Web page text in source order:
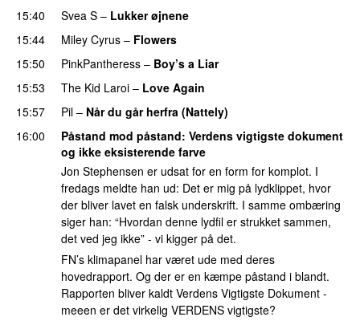
15:40 Svea S – Lukker øjnene
15:44
Miley Cyrus – Flowers
15:50
PinkPantheress – Boy’s a Liar
15:53
The Kid Laroi – Love Again
15:57
Pil – Når du går herfra (Nattely)
16:00
Påstand mod påstand: Verdens vigtigste dokument
og ikke eksisterende farve
Jon Stephensen er udsat for en form for komplot. I
fredags meldte han ud: Det er mig på lydklippet, hvor
der bliver lavet en falsk underskrift. I samme ombæring
siger han: “Hvordan denne lydfil er strukket sammen,
det ved jeg ikke” - vi kigger på det.
FN’s klimapanel har været ude med deres
hovedrapport. Og der er en kæmpe påstand i blandt.
Rapporten bliver kaldt Verdens Vigtigste Dokument -
meeen er det virkelig VERDENS vigtigste?